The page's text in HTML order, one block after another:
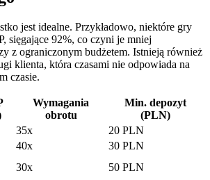
jest idealne. Przykładowo, niektóre gry
sięgające 92%, co czyni je mniej
z ograniczonym budżetem. Istnieją również
klienta, która czasami nie odpowiada na
czasie.
Wymagania
obrotu
Min. depozyt
(PLN)
35x
20 PLN
40x
30 PLN
30x 50 PLN